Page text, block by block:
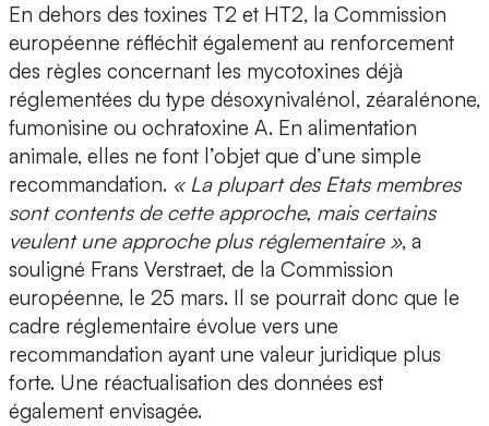
En dehors des toxines T2 et HT2, la Commission
européenne réfléchit également au renforcement
des règles concernant les mycotoxines déjà
réglementées du type désoxynivalénol, zéaralénone,
fumonisine ou ochratoxine A. En alimentation
animale, elles ne font l’objet que d’une simple
recommandation. « La plupart des Etats membres
sont contents de cette approche, mais certains
veulent une approche plus réglementaire », a
souligné Frans Verstraet, de la Commission
européenne, le 25 mars. Il se pourrait donc que le
cadre réglementaire évolue vers une
recommandation ayant une valeur juridique plus
forte. Une réactualisation des données est
également envisagée.